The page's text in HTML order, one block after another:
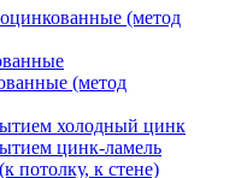
(метод
(метод
холодный цинк
цинк-ламель
потолку, к стене)